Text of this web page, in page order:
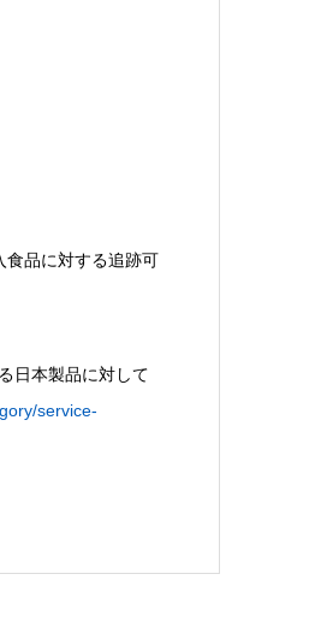
食品に対する追跡可
日本製品に対して
service-